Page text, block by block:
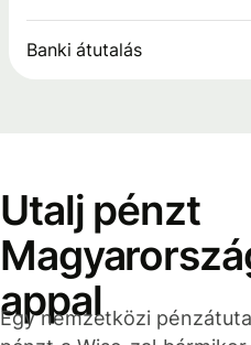
Banki átutalás
Utalj pénzt
appal
Egy nemzetközi